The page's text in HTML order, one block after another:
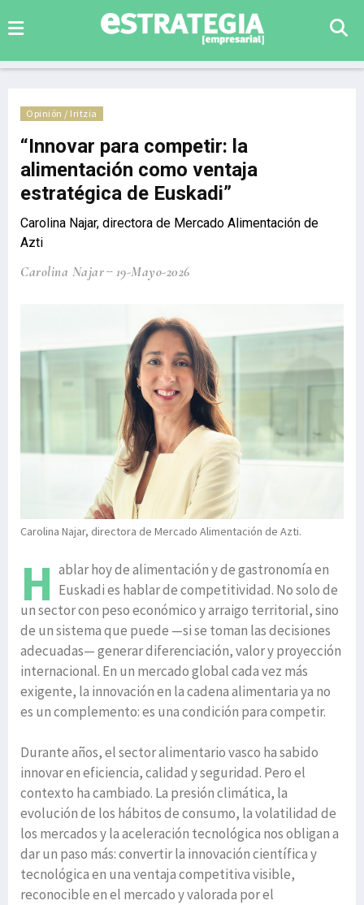
Opinión / Iritzia
“Innovar para competir: la
alimentación como ventaja
estratégica de Euskadi”
Carolina Najar, directora de Mercado Alimentación de
Azti
Carolina Najar 19-Mayo-2026
Carolina Najar, directora de Mercado Alimentación de Azti.
H ablar hoy de alimentación y de gastronomía en
Euskadi es hablar de competitividad. No solo de
un sector con peso económico y arraigo territorial, sino
de un sistema que puede —si se toman las decisiones
adecuadas— generar diferenciación, valor y proyección
internacional. En un mercado global cada vez más
exigente, la innovación en la cadena alimentaria ya no
es un complemento: es una condición para competir.
Durante años, el sector alimentario vasco ha sabido
innovar en eficiencia, calidad y seguridad. Pero el
contexto ha cambiado. La presión climática, la
evolución de los hábitos de consumo, la volatilidad de
los mercados y la aceleración tecnológica nos obligan a
dar un paso más: convertir la innovación científica y
tecnológica en una ventaja competitiva visible,
reconocible en el mercado y valorada por el